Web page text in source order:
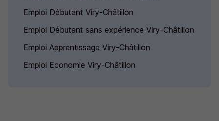
Emploi Débutant Viry-Châtillon
Emploi Débutant sans expérience Viry-Châtillon
Emploi Apprentissage Viry-Châtillon
Emploi Economie Viry-Châtillon